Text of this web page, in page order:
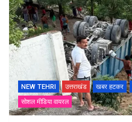
NEW TEHRI उत्तराखंड खबर हटकर
सोशल मीडिया वायरल